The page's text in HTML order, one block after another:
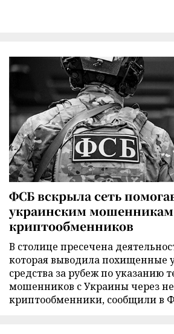
ФСБ вскрыла сеть
украинским мошенникам
криптообменников
В столице пресечена
которая выводила похищенные
средства за рубеж по указанию
мошенников с Украины через
криптообменники, сообщили в